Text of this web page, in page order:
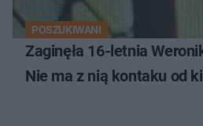
POSZUKIWANI
Zaginęła 16-letnia
Nie ma z nią kontaku od